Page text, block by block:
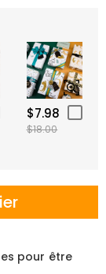
$7.98
$18.00
pour être